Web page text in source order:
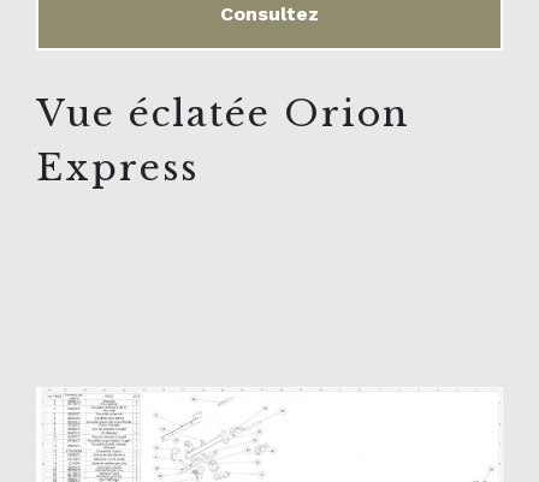
Consultez
Vue éclatée Orion
Express